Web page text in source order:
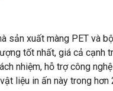
sản xuất màng PET và
tốt nhất, giá cả cạnh
nhiệm, hỗ trợ công
liệu in ấn này trong hơn